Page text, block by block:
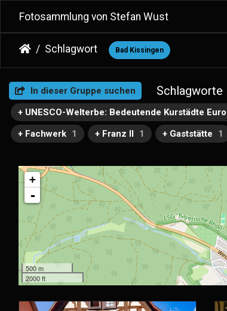
Fotosammlung von Stefan Wust
Schlagwort Bad Kissingen
In dieser Gruppe suchen Schlagworte
+ UNESCO-Welterbe: Bedeutende Kurstädte
+ Fachwerk 1 + Franz II 1 + Gaststätte 1
+
-
500 m
2000 ft